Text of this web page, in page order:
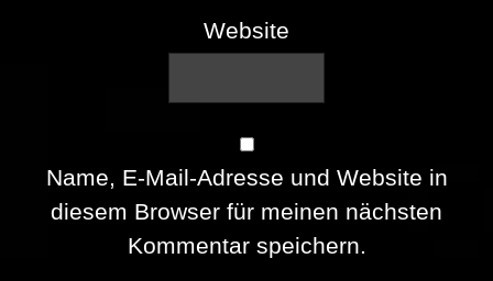
Website
Name, E-Mail-Adresse und Website in
diesem Browser für meinen nächsten
Kommentar speichern.